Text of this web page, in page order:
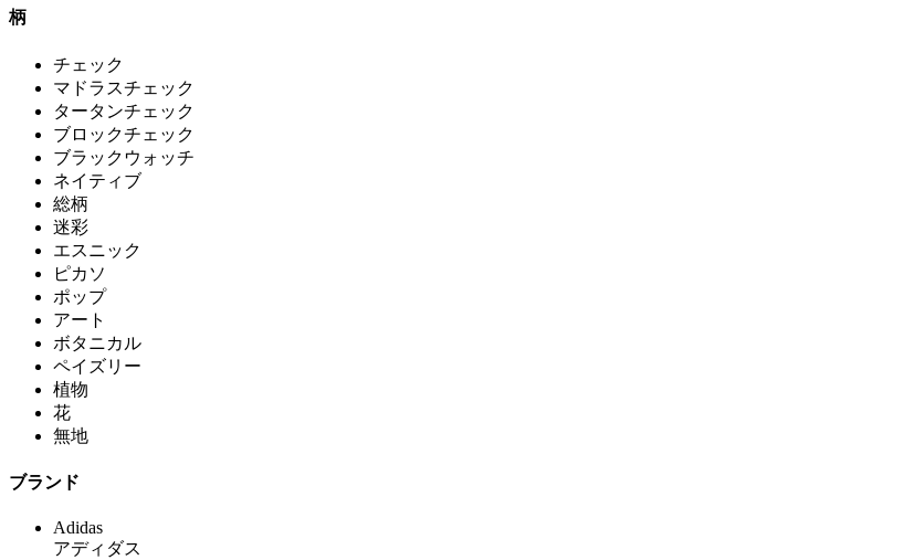
柄
チェック
マドラスチェック
タータンチェック
ブロックチェック
ブラックウォッチ
ネイティブ
総柄
迷彩
エスニック
ピカソ
ポップ
アート
ボタニカル
ペイズリー
植物
花
無地
ブランド
Adidas
アディダス